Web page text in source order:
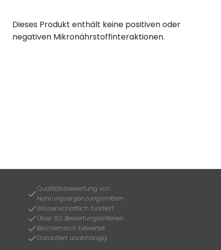
Dieses Produkt enthält keine positiven oder
negativen Mikronährstoffinteraktionen.
Qualitätsbewertung von
Nahrungsergänzungsmitteln
Wissenschaftlich fundiert
Über 60 Bewertungskriterien
Biochemisch bewertet
Garantiert unabhängig